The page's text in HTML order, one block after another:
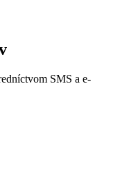
SMS a e-